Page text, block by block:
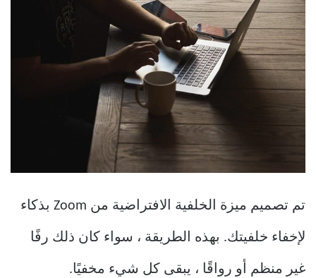
تم تصميم ميزة الخلفية الافتراضية من Zoom بذكاء
لإخفاء خلفيتك. بهذه الطريقة ، سواء كان ذلك رفًا
غير منظم أو رواقًا ، يبقى كل شيء مخفيًا.